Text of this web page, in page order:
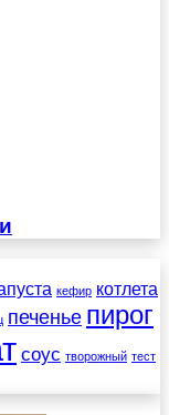
кефир котлета
печенье пирог
соус творожный тест